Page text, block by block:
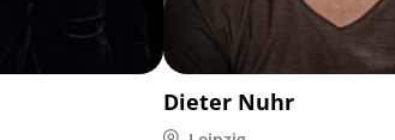
Dieter Nuhr